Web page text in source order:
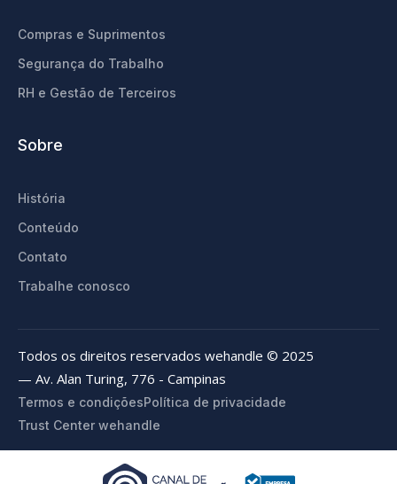
Compras e Suprimentos
Segurança do Trabalho
RH e Gestão de Terceiros
Sobre
História
Conteúdo
Contato
Trabalhe conosco
Todos os direitos reservados wehandle © 2025
— Av. Alan Turing, 776 - Campinas
Termos e condiçõesPolítica de privacidade
Trust Center wehandle